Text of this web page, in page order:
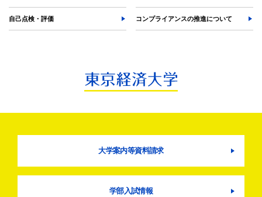
自己点検・評価 コンプライアンスの推進について
大学案内等資料請求
学部入試情報